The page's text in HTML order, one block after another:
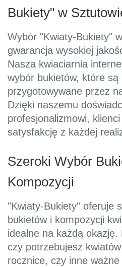
Bukiety" w
Wybór "Kwiaty-Bukiety"
gwarancja wysokiej
Nasza kwiaciarnia
wybór bukietów, które są
przygotowywane przez
Dzięki naszemu
profesjonalizmowi,
satysfakcję z każdej
Szeroki Wybór
Kompozycji
"Kwiaty-Bukiety" oferuje
bukietów i kompozycji
idealne na każdą okazję.
czy potrzebujesz
rocznice, czy inne